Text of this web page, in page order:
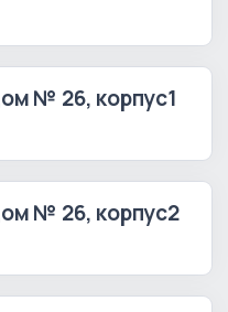
№ 26, корпус1
№ 26, корпус2